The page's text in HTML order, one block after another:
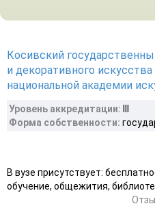
Косивский
и декоративного
национальной академии
Уровень аккредитации:
Форма собственности:
В вузе присутствует:
обучение, общежития,